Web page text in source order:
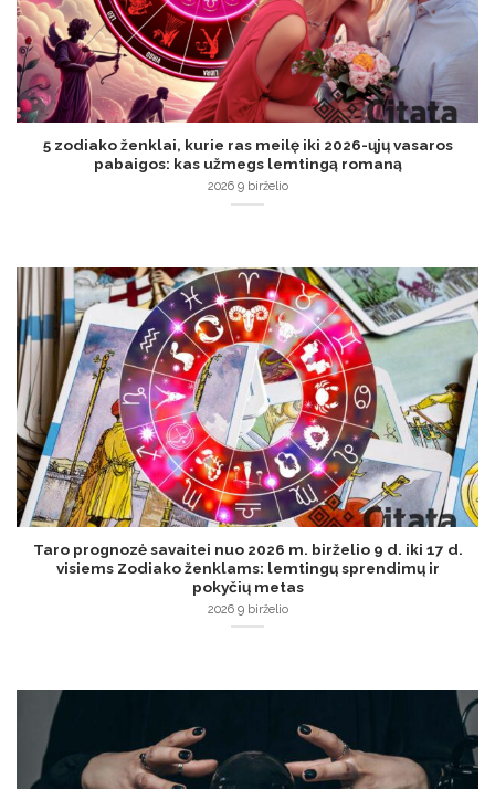
5 zodiako ženklai, kurie ras meilę iki 2026-ųjų vasaros
pabaigos: kas užmegs lemtingą romaną
2026 9 birželio
Taro prognozė savaitei nuo 2026 m. birželio 9 d. iki 17 d.
visiems Zodiako ženklams: lemtingų sprendimų ir
pokyčių metas
2026 9 birželio